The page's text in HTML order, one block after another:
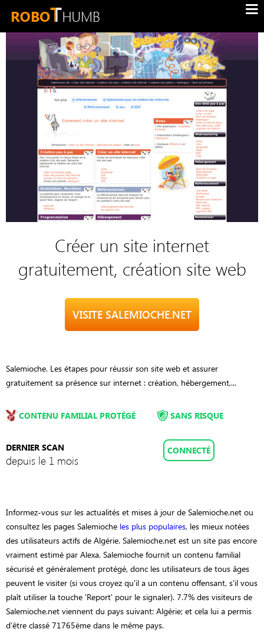
Créer un site internet
gratuitement, création site web
VISITE SALEMIOCHE.NET
Salemioche. Les étapes pour réussir son site web et assurer
gratuitement sa présence sur internet : création, hébergement,...
CONTENU FAMILIAL PROTÉGÉ
DERNIER SCAN
depuis le 1 mois
SANS RISQUE
CONNECTÉ
Informez-vous sur les actualités et mises à jour de Salemioche.net ou
consultez les pages Salemioche les plus populaires, les mieux notées
des utilisateurs actifs de Algérie. Salemioche.net est un site pas encore
vraiment estimé par Alexa. Salemioche fournit un contenu familial
sécurisé et généralement protégé, donc les utilisateurs de tous âges
peuvent le visiter (si vous croyez qu'il a un contenu offensant, s'il vous
plaît utiliser la touche 'Report' pour le signaler). 7.7% des visiteurs de
Salemioche.net viennent du pays suivant: Algérie; et cela lui a permis
d’être classé 71765ème dans le même pays.